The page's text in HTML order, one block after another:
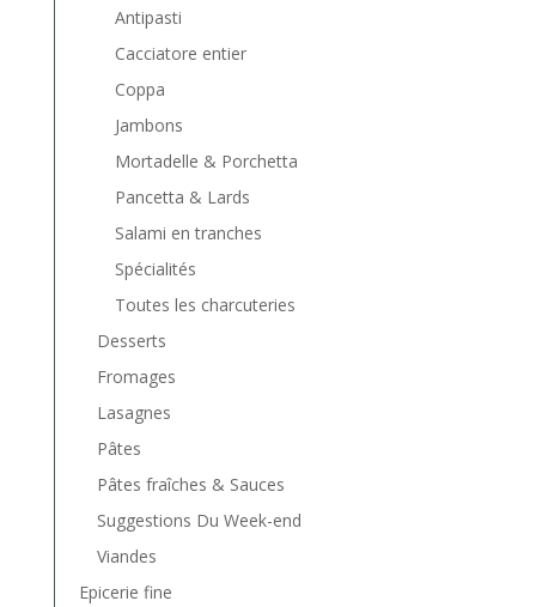
Antipasti
Cacciatore entier
Coppa
Jambons
Mortadelle & Porchetta
Pancetta & Lards
Salami en tranches
Spécialités
Toutes les charcuteries
Desserts
Fromages
Lasagnes
Pâtes
Pâtes fraîches & Sauces
Suggestions Du Week-end
Viandes
Epicerie fine